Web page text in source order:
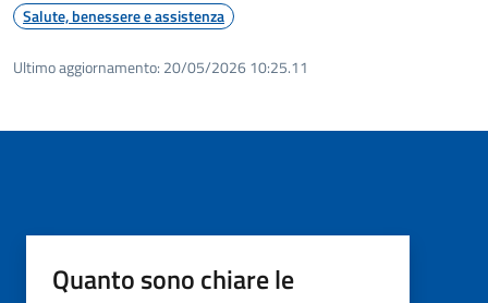
Salute, benessere e assistenza
Ultimo aggiornamento: 20/05/2026 10:25.11
Quanto sono chiare le